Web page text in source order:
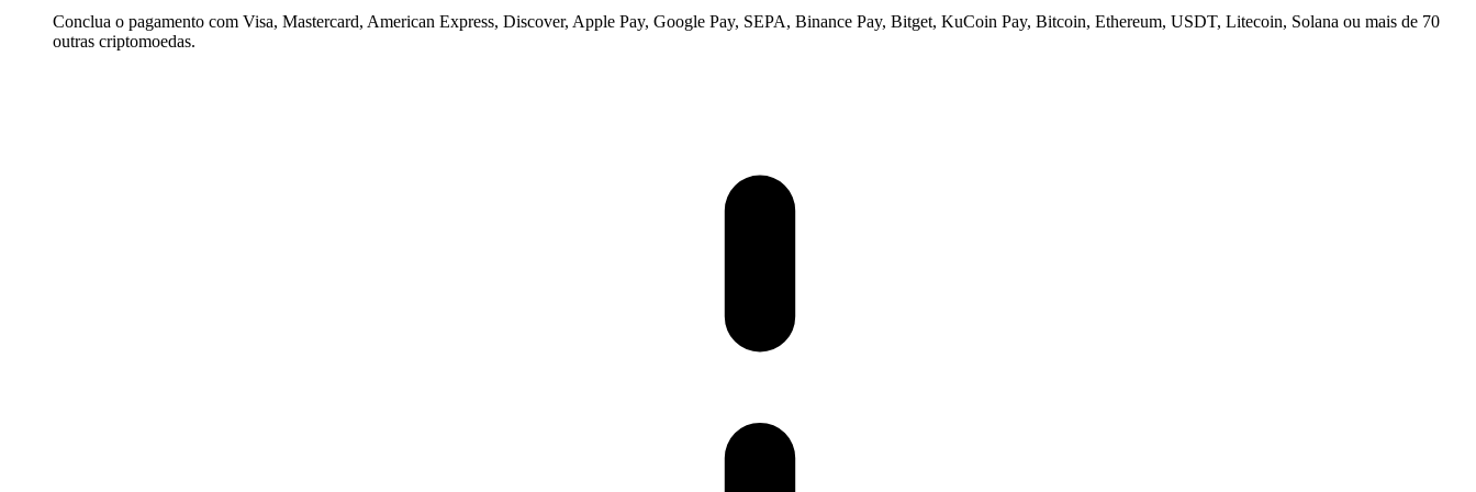
Conclua o pagamento com Visa, Mastercard, American Express, Discover, Apple Pay, Google Pay, SEPA, Binance Pay, Bitget, KuCoin Pay, Bitcoin, Ethereum, USDT, Litecoin, Solana ou mais de 70
outras criptomoedas.